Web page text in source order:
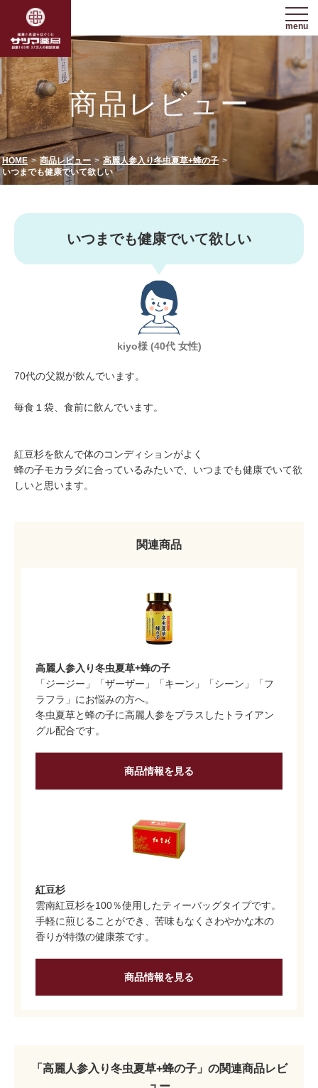
menu
商品レビュー
HOME 商品レビュー
高麗人参入り冬虫夏草+蜂の子
いつまでも健康でいて欲しい
いつまでも健康でいて欲しい
kiyo様 (40代 女性)
70代の父親が飲んでいます。
毎食１袋、食前に飲んでいます。
紅豆杉を飲んで体のコンディションがよく
蜂の子モカラダに合っているみたいで、いつまでも健康でいて欲
しいと思います。
関連商品
高麗人参入り冬虫夏草+蜂の子
「ジージー」「ザーザー」「キーン」「シーン」「フ
ラフラ」にお悩みの方へ。
冬虫夏草と蜂の子に高麗人参をプラスしたトライアン
グル配合です。
商品情報を見る
紅豆杉
雲南紅豆杉を100％使用したティーバッグタイプです。
手軽に煎じることができ、苦味もなくさわやかな木の
香りが特徴の健康茶です。
商品情報を見る
「高麗人参入り冬虫夏草+蜂の子」の関連商品レビ